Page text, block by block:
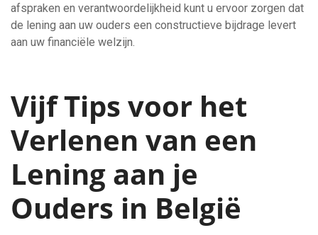
afspraken en verantwoordelijkheid kunt u ervoor zorgen dat
de lening aan uw ouders een constructieve bijdrage levert
aan uw financiële welzijn.
Vijf Tips voor het
Verlenen van een
Lening aan je
Ouders in België